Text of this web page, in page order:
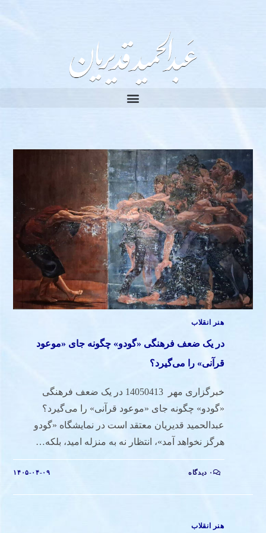
هنر انقلاب
در یک ضعف فرهنگی «گودو» چگونه جای «موعود
قرآنی» را می‌گیرد؟
خبرگزاری مهر 14050413 در یک ضعف فرهنگی
«گودو» چگونه جای «موعود قرآنی» را می‌گیرد؟
عبدالحمید قدیریان معتقد است در نمایشگاه «گودو
هرگز نخواهد آمد»، انتظار نه به منزله امید، بلکه…
۰ دیدگاه ۱۴۰۵-۰۴-۰۹
هنر انقلاب